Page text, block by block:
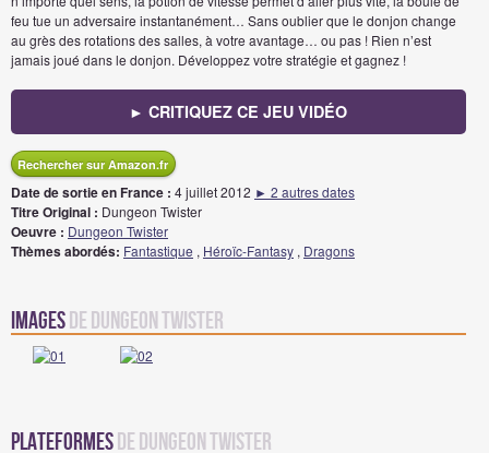
feu tue un adversaire instantanément… Sans oublier que le donjon change
au grès des rotations des salles, à votre avantage… ou pas ! Rien n’est
jamais joué dans le donjon. Développez votre stratégie et gagnez !
► CRITIQUEZ CE JEU VIDÉO
Rechercher sur Amazon.fr
Date de sortie en France : 4 juillet 2012 ► 2 autres dates
Titre Original : Dungeon Twister
Oeuvre : Dungeon Twister
Thèmes abordés: Fantastique , Héroïc-Fantasy , Dragons
Imagesde Dungeon Twister
Plateformesde Dungeon Twister